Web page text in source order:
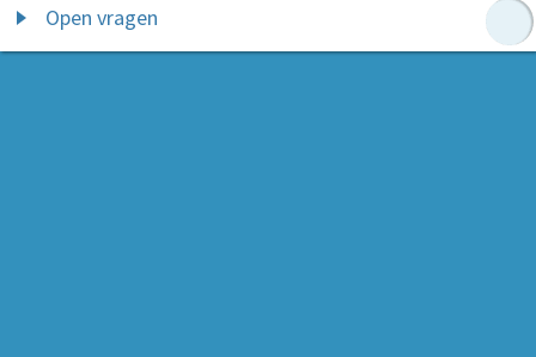
Open vragen